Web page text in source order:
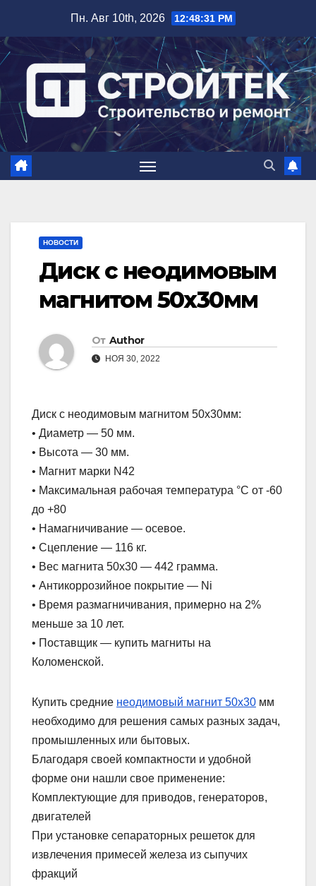
содержимому
Пн. Авг 10th, 2026 12:48:32 PM
НОВОСТИ
Диск с неодимовым
магнитом 50х30мм
От Author
НОЯ 30, 2022
Диск с неодимовым магнитом 50х30мм:
• Диаметр — 50 мм.
• Высота — 30 мм.
• Магнит марки N42
• Максимальная рабочая температура °C от -60
до +80
• Намагничивание — осевое.
• Сцепление — 116 кг.
• Вес магнита 50х30 — 442 грамма.
• Антикоррозийное покрытие — Ni
• Время размагничивания, примерно на 2%
меньше за 10 лет.
• Поставщик — купить магниты на
Коломенской.
Купить средние неодимовый магнит 50х30 мм
необходимо для решения самых разных задач,
промышленных или бытовых.
Благодаря своей компактности и удобной
форме они нашли свое применение:
Комплектующие для приводов, генераторов,
двигателей
При установке сепараторных решеток для
извлечения примесей железа из сыпучих
фракций